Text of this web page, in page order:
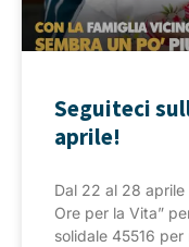
Seguiteci
aprile!
Dal 22 al 28
Ore per la Vita”
solidale 45516